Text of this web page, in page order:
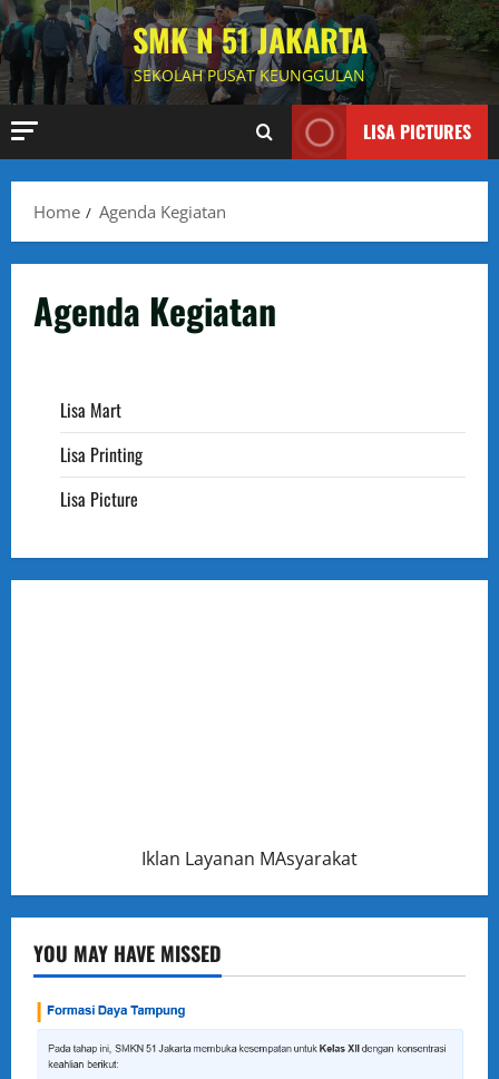
Skip
to
content
SMK N 51 JAKARTA
SEKOLAH PUSAT KEUNGGULAN
LISA PICTURES
Home Agenda Kegiatan
Agenda Kegiatan
Lisa Mart
Lisa Printing
Lisa Picture
Iklan Layanan MAsyarakat
YOU MAY HAVE MISSED